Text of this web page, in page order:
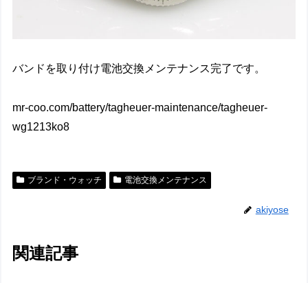
バンドを取り付け電池交換メンテナンス完了です。
mr-coo.com/battery/tagheuer-maintenance/tagheuer-
wg1213ko8
ブランド・ウォッチ 電池交換メンテナンス
akiyose
関連記事